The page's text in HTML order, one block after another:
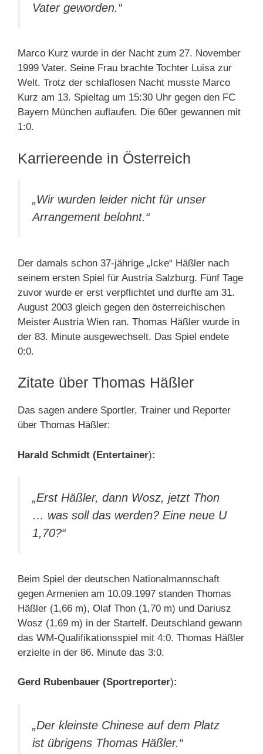
Vater geworden.“
Marco Kurz wurde in der Nacht zum 27. November
1999 Vater. Seine Frau brachte Tochter Luisa zur
Welt. Trotz der schlaflosen Nacht musste Marco
Kurz am 13. Spieltag um 15:30 Uhr gegen den FC
Bayern München auflaufen. Die 60er gewannen mit
1:0.
Karriereende in Österreich
„Wir wurden leider nicht für unser
Arrangement belohnt.“
Der damals schon 37-jährige „Icke“ Häßler nach
seinem ersten Spiel für Austria Salzburg. Fünf Tage
zuvor wurde er erst verpflichtet und durfte am 31.
August 2003 gleich gegen den österreichischen
Meister Austria Wien ran. Thomas Häßler wurde in
der 83. Minute ausgewechselt. Das Spiel endete
0:0.
Zitate über Thomas Häßler
Das sagen andere Sportler, Trainer und Reporter
über Thomas Häßler:
Harald Schmidt (Entertainer):
„Erst Häßler, dann Wosz, jetzt Thon
… was soll das werden? Eine neue U
1,70?“
Beim Spiel der deutschen Nationalmannschaft
gegen Armenien am 10.09.1997 standen Thomas
Häßler (1,66 m), Olaf Thon (1,70 m) und Dariusz
Wosz (1,69 m) in der Startelf. Deutschland gewann
das WM-Qualifikationsspiel mit 4:0. Thomas Häßler
erzielte in der 86. Minute das 3:0.
Gerd Rubenbauer (Sportreporter):
„Der kleinste Chinese auf dem Platz
ist übrigens Thomas Häßler.“